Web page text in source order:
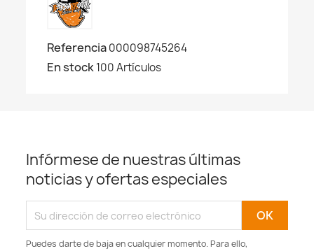
Referencia000098745264
En stock100 Artículos
Infórmese de nuestras últimas
noticias y ofertas especiales
Puedes darte de baja en cualquier momento. Para ello,